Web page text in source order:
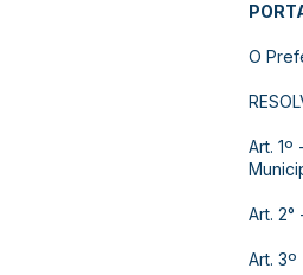
O
Art.
Art.
Art.